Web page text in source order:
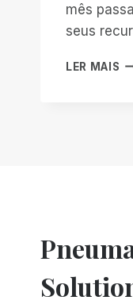
mês
seus
LER MAIS